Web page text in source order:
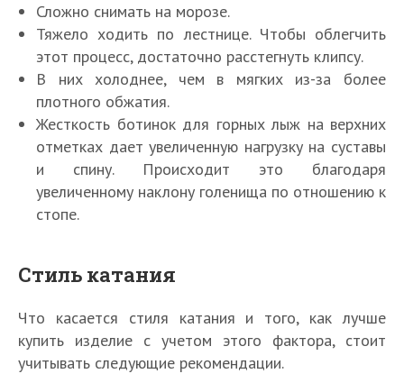
Сложно снимать на морозе.
Тяжело ходить по лестнице. Чтобы облегчить
этот процесс, достаточно расстегнуть клипсу.
В них холоднее, чем в мягких из-за более
плотного обжатия.
Жесткость ботинок для горных лыж на верхних
отметках дает увеличенную нагрузку на суставы
и спину. Происходит это благодаря
увеличенному наклону голенища по отношению к
стопе.
Стиль катания
Что касается стиля катания и того, как лучше
купить изделие с учетом этого фактора, стоит
учитывать следующие рекомендации.